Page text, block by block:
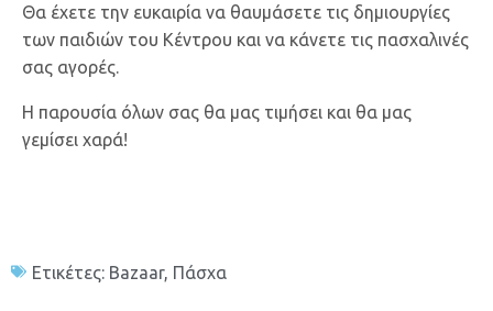
Θα έχετε την ευκαιρία να θαυμάσετε τις δημιουργίες
των παιδιών του Κέντρου και να κάνετε τις πασχαλινές
σας αγορές.
Η παρουσία όλων σας θα μας τιμήσει και θα μας
γεμίσει χαρά!
Ετικέτες: Bazaar, Πάσχα